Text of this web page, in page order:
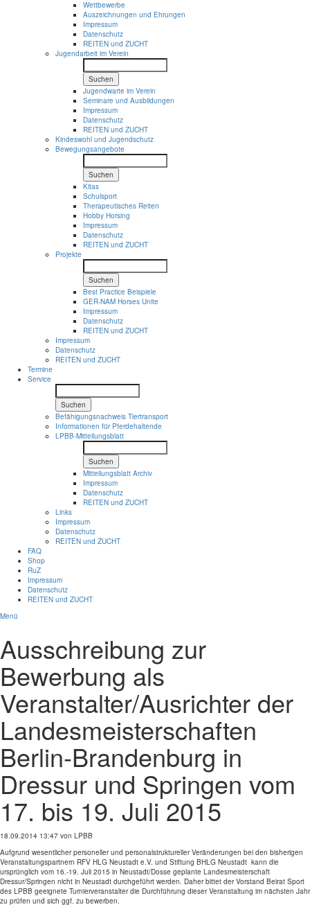
Wettbewerbe
Auszeichnungen und Ehrungen
Impressum
Datenschutz
REITEN und ZUCHT
Jugendarbeit im Verein
Suchen
Jugendwarte im Verein
Seminare und Ausbildungen
Impressum
Datenschutz
REITEN und ZUCHT
Kindeswohl und Jugendschutz
Bewegungsangebote
Suchen
Kitas
Schulsport
Therapeutisches Reiten
Hobby Horsing
Impressum
Datenschutz
REITEN und ZUCHT
Projekte
Suchen
Best Practice Beispiele
GER-NAM Horses Unite
Impressum
Datenschutz
REITEN und ZUCHT
Impressum
Datenschutz
REITEN und ZUCHT
Termine
Service
Suchen
Befähigungsnachweis Tiertransport
Informationen für Pferdehaltende
LPBB-Mitteilungsblatt
Suchen
Mitteilungsblatt Archiv
Impressum
Datenschutz
REITEN und ZUCHT
Links
Impressum
Datenschutz
REITEN und ZUCHT
FAQ
Shop
RuZ
Impressum
Datenschutz
REITEN und ZUCHT
Menü
Ausschreibung zur
Bewerbung als
Veranstalter/Ausrichter der
Landesmeisterschaften
Berlin-Brandenburg in
Dressur und Springen vom
17. bis 19. Juli 2015
18.09.2014 13:47 von LPBB
Aufgrund wesentlicher personeller und personalstruktureller Veränderungen bei den bisherigen
Veranstaltungspartnern RFV HLG Neustadt e.V. und Stiftung BHLG Neustadt kann die
ursprünglich vom 16.-19. Juli 2015 in Neustadt/Dosse geplante Landesmeisterschaft
Dressur/Springen nicht in Neustadt durchgeführt werden. Daher bittet der Vorstand Beirat Sport
des LPBB geeignete Turnierveranstalter die Durchführung dieser Veranstaltung im nächsten Jahr
zu prüfen und sich ggf. zu bewerben.